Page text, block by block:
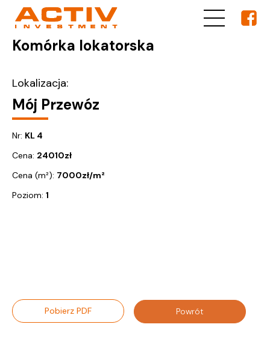
Komórka lokatorska
Lokalizacja:
Mój Przewóz
Nr: KL 4
Cena: 24010zł
Cena (m²): 7000zł/m²
Poziom: 1
Pobierz PDF Powrót